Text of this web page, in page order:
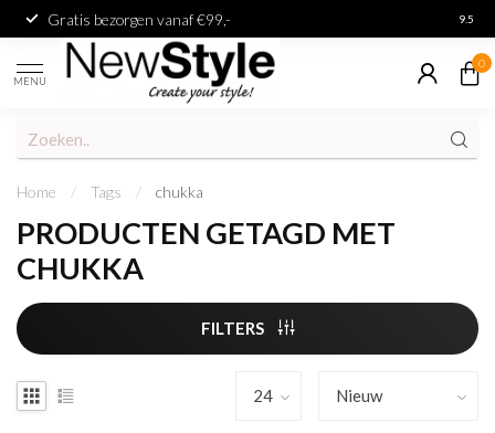
Gratis bezorgen vanaf €99,- 9.5
MENU
0
Home / Tags / chukka
PRODUCTEN GETAGD MET
CHUKKA
FILTERS